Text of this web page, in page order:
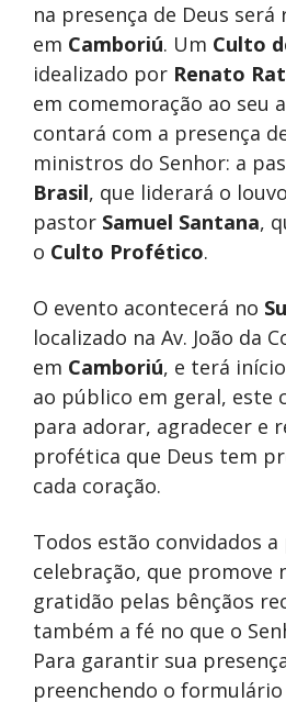
na presença de Deus será
em Camboriú. Um Culto
idealizado por Renato
em comemoração ao seu
contará com a presença
ministros do Senhor: a
Brasil, que liderará o
pastor Samuel Santana,
o Culto Profético.
O evento acontecerá no
localizado na Av. João da
em Camboriú, e terá
ao público em geral, este
para adorar, agradecer e
profética que Deus tem
cada coração.
Todos estão convidados
celebração, que promove
gratidão pelas bênçãos
também a fé no que o
Para garantir sua
preenchendo o